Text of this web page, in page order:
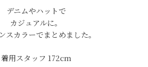
デニムやハットで
カジュアルに。
スカラーでまとめました。
着用スタッフ 172cm